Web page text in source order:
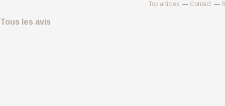
Top articles Contact
Tous les avis